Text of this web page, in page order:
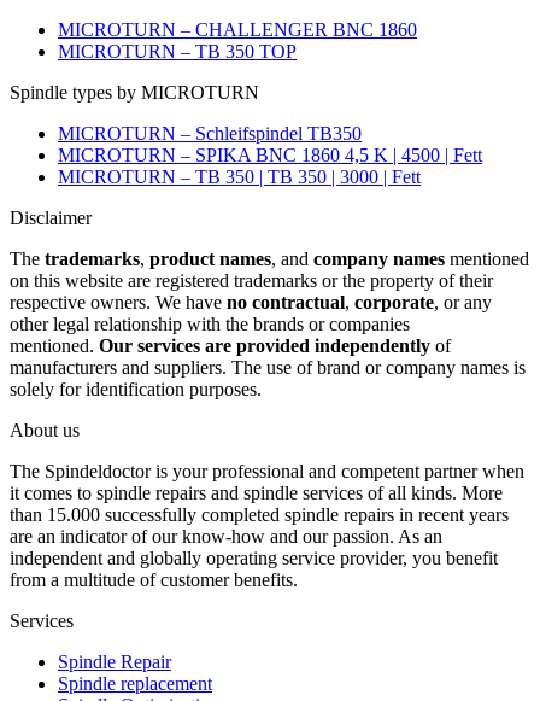
MICROTURN – CHALLENGER BNC 1860
MICROTURN – TB 350 TOP
Spindle types by MICROTURN
MICROTURN – Schleifspindel TB350
MICROTURN – SPIKA BNC 1860 4,5 K | 4500 | Fett
MICROTURN – TB 350 | TB 350 | 3000 | Fett
Disclaimer
The trademarks, product names, and company names mentioned
on this website are registered trademarks or the property of their
respective owners. We have no contractual, corporate, or any
other legal relationship with the brands or companies
mentioned. Our services are provided independently of
manufacturers and suppliers. The use of brand or company names is
solely for identification purposes.
About us
The Spindeldoctor is your professional and competent partner when
it comes to spindle repairs and spindle services of all kinds. More
than 15.000 successfully completed spindle repairs in recent years
are an indicator of our know-how and our passion. As an
independent and globally operating service provider, you benefit
from a multitude of customer benefits.
Services
Spindle Repair
Spindle replacement